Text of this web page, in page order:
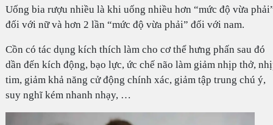
Uống bia rượu nhiều là khi uống nhiều hơn “mức độ vừa
đối với nữ và hơn 2 lần “mức độ vừa phải” đối với nam.
Cồn có tác dụng kích thích làm cho cơ thể hưng phấn sau đó
dần đến kích động, bạo lực, ức chế não làm giảm nhịp thở,
tim, giảm khả năng cử động chính xác, giảm tập trung chú ý,
suy nghĩ kém nhanh nhạy, …